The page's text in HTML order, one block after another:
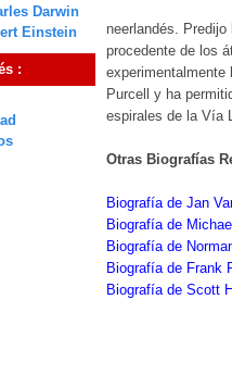
Darwin
Einstein
:
neerlandés.
procedente de los
Purcell y ha
espirales de la Vía
Otras Biografías
Biografía de Jan
Biografía de
Biografía de
Biografía de Frank
Biografía de Scott